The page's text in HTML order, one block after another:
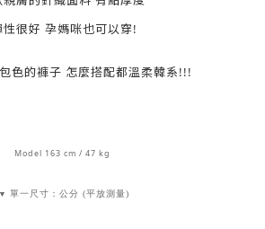
性很好 孕媽咪也可以穿!
色的褲子 怎麼搭配都溫柔韓系!!!
Model 163 cm / 47 kg
▼ 單一尺寸：公分 (平放測量)